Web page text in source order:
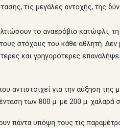
τις μεγάλες αντοχής, της
το αναερόβιο κατώφλι,
στόχους του κάθε αθλητή.
και γρηγορότερες
αντιστοιχεί για την αύξηση
των 800 μ. με 200 μ. χαλαρά
πάντα υπόψη τους τις